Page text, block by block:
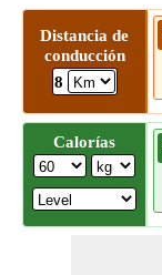
Distancia de
conducción
8
Calorías